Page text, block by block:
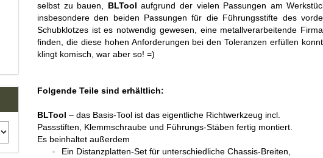
selbst zu bauen, BLTool aufgrund der vielen Passungen am
insbesondere den beiden Passungen für die Führungsstifte des
Schubklotzes ist es notwendig gewesen, eine metallverarbeitende
finden, die diese hohen Anforderungen bei den Toleranzen erfüllen
klingt komisch, war aber so! =)
Folgende Teile sind erhältlich:
BLTool – das Basis-Tool ist das eigentliche Richtwerkzeug incl.
Passstiften, Klemmschraube und Führungs-Stäben fertig montiert.
Es beinhaltet außerdem
Ein Distanzplatten-Set für unterschiedliche Chassis-Breiten,